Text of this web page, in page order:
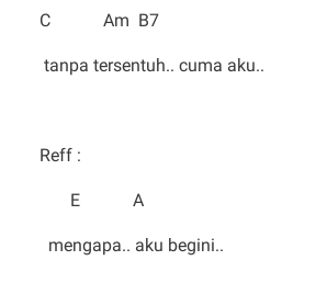
C Am B7
tanpa tersentuh.. cuma aku..
Reff :
E A
mengapa.. aku begini..